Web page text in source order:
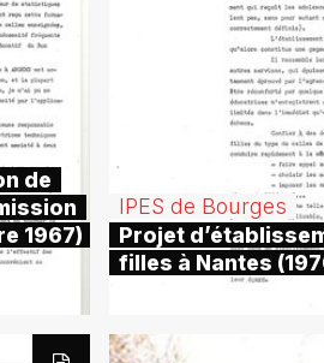
de
1967)
IPES de Bourges
Projet
filles à Nantes